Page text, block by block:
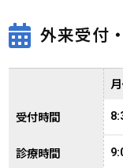
外来受付
受付時間
診療時間